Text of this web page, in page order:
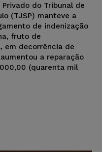
do Tribunal de
(TJSP) manteve a
de indenização
fruto de
em decorrência de
a reparação
(quarenta mil